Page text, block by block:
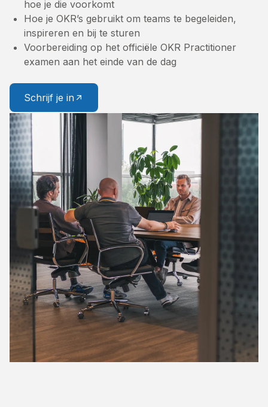
hoe je die voorkomt
Hoe je OKR’s gebruikt om teams te begeleiden,
inspireren en bij te sturen
Voorbereiding op het officiële OKR Practitioner
examen aan het einde van de dag
Schrijf je in